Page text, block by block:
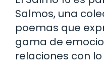
Salmos, una
poemas que
gama de
relaciones con lo